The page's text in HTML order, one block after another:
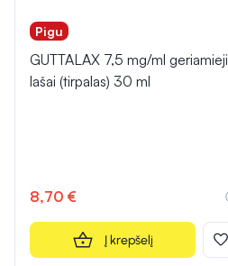
Pigu
GUTTALAX 7,5 mg/ml geriamieji
lašai (tirpalas) 30 ml
8,70 €
Į krepšelį